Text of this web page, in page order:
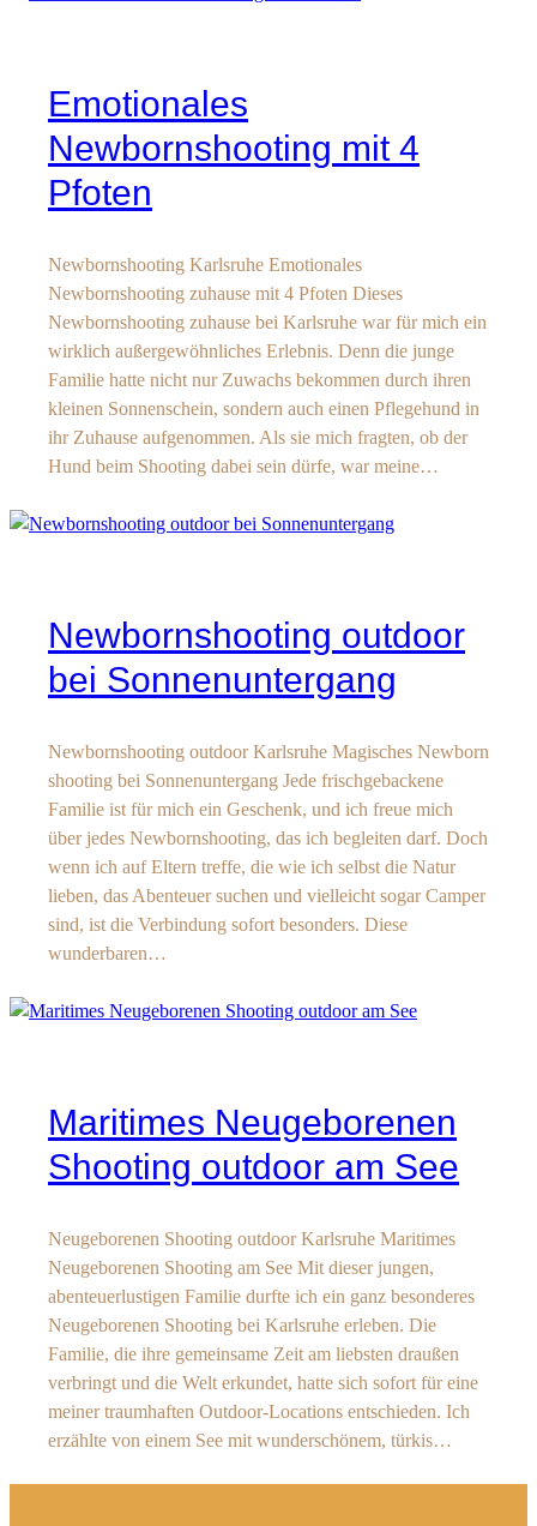
Emotionales
Newbornshooting mit 4
Pfoten
Newbornshooting Karlsruhe Emotionales
Newbornshooting zuhause mit 4 Pfoten Dieses
Newbornshooting zuhause bei Karlsruhe war für mich ein
wirklich außergewöhnliches Erlebnis. Denn die junge
Familie hatte nicht nur Zuwachs bekommen durch ihren
kleinen Sonnenschein, sondern auch einen Pflegehund in
ihr Zuhause aufgenommen. Als sie mich fragten, ob der
Hund beim Shooting dabei sein dürfe, war meine…
Newbornshooting outdoor
bei Sonnenuntergang
Newbornshooting outdoor Karlsruhe Magisches Newborn
shooting bei Sonnenuntergang Jede frischgebackene
Familie ist für mich ein Geschenk, und ich freue mich
über jedes Newbornshooting, das ich begleiten darf. Doch
wenn ich auf Eltern treffe, die wie ich selbst die Natur
lieben, das Abenteuer suchen und vielleicht sogar Camper
sind, ist die Verbindung sofort besonders. Diese
wunderbaren…
Maritimes Neugeborenen
Shooting outdoor am See
Neugeborenen Shooting outdoor Karlsruhe Maritimes
Neugeborenen Shooting am See Mit dieser jungen,
abenteuerlustigen Familie durfte ich ein ganz besonderes
Neugeborenen Shooting bei Karlsruhe erleben. Die
Familie, die ihre gemeinsame Zeit am liebsten draußen
verbringt und die Welt erkundet, hatte sich sofort für eine
meiner traumhaften Outdoor-Locations entschieden. Ich
erzählte von einem See mit wunderschönem, türkis…